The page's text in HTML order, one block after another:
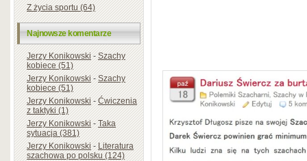
Z życia sportu (64)
Najnowsze komentarze
Jerzy Konikowski-Szachy
kobiece (51)
Jerzy Konikowski-Szachy
kobiece (51)
Jerzy Konikowski-Ćwiczenia
z taktyki (1)
Jerzy Konikowski-Taka
sytuacja (381)
Jerzy Konikowski-Literatura
szachowa po polsku (124)